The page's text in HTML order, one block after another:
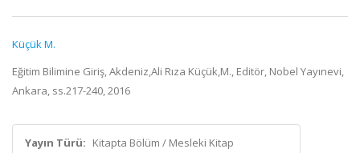
Küçük M.
Eğitim Bilimine Giriş, Akdeniz,Ali Rıza Küçük,M., Editör, Nobel Yayınevi,
Ankara, ss.217-240, 2016
Yayın Türü: Kitapta Bölüm / Mesleki Kitap